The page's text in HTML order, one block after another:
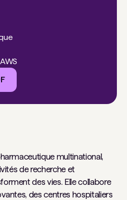
AWS
multinational,
de recherche et
des vies. Elle collabore
des centres hospitaliers